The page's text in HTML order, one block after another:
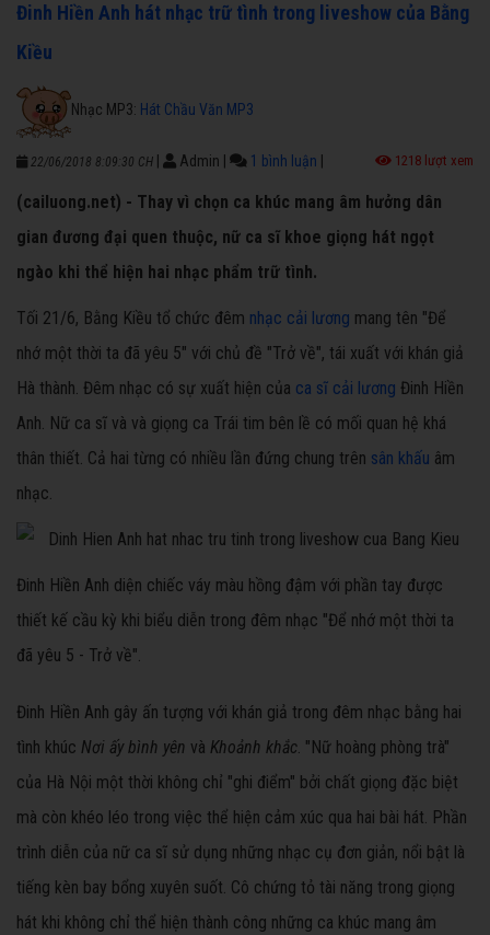
Đinh Hiền Anh hát nhạc trữ tình trong liveshow của Bằng
Kiều
Nhạc MP3: Hát Chầu Văn MP3
22/06/2018 8:09:30 CH Admin 1 bình luận 1218 lượt xem
(cailuong.net) - Thay vì chọn ca khúc mang âm hưởng dân
gian đương đại quen thuộc, nữ ca sĩ khoe giọng hát ngọt
ngào khi thể hiện hai nhạc phẩm trữ tình.
Tối 21/6, Bằng Kiều tổ chức đêm nhạc cải lương mang tên "Để
nhớ một thời ta đã yêu 5" với chủ đề "Trở về", tái xuất với khán giả
Hà thành. Đêm nhạc có sự xuất hiện của ca sĩ cải lương Đinh Hiền
Anh. Nữ ca sĩ và và giọng ca Trái tim bên lề có mối quan hệ khá
thân thiết. Cả hai từng có nhiều lần đứng chung trên sân khấu âm
nhạc.
Đinh Hiền Anh diện chiếc váy màu hồng đậm với phần tay được
thiết kế cầu kỳ khi biểu diễn trong đêm nhạc "Để nhớ một thời ta
đã yêu 5 - Trở về".
Đinh Hiền Anh gây ấn tượng với khán giả trong đêm nhạc bằng hai
tình khúc Nơi ấy bình yên và Khoảnh khắc. "Nữ hoàng phòng trà"
của Hà Nội một thời không chỉ "ghi điểm" bởi chất giọng đặc biệt
mà còn khéo léo trong việc thể hiện cảm xúc qua hai bài hát. Phần
trình diễn của nữ ca sĩ sử dụng những nhạc cụ đơn giản, nổi bật là
tiếng kèn bay bổng xuyên suốt. Cô chứng tỏ tài năng trong giọng
hát khi không chỉ thể hiện thành công những ca khúc mang âm